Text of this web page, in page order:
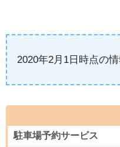
2020年2月1日時点の
駐車場予約サービス